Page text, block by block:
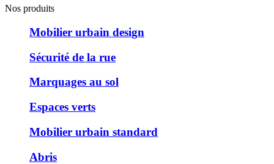
Nos produits
Mobilier urbain design
Sécurité de la rue
Marquages au sol
Espaces verts
Mobilier urbain standard
Abris